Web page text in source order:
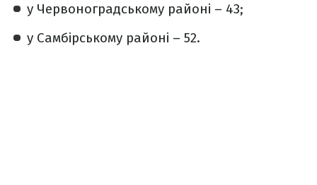
у Червоноградському районі – 43;
у Самбірському районі – 52.